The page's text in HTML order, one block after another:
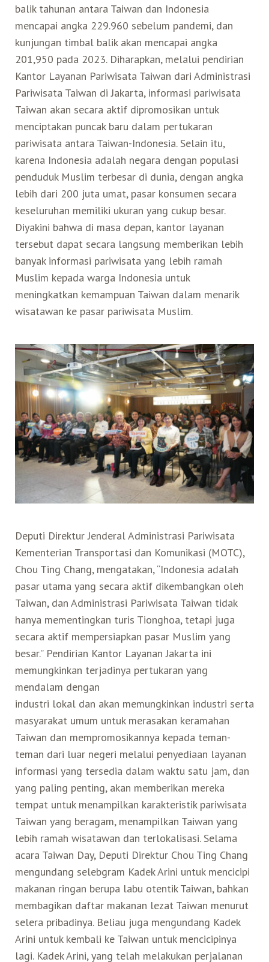
balik tahunan antara Taiwan dan Indonesia
mencapai angka 229.960 sebelum pandemi, dan
kunjungan timbal balik akan mencapai angka
201,950 pada 2023. Diharapkan, melalui pendirian
Kantor Layanan Pariwisata Taiwan dari Administrasi
Pariwisata Taiwan di Jakarta, informasi pariwisata
Taiwan akan secara aktif dipromosikan untuk
menciptakan puncak baru dalam pertukaran
pariwisata antara Taiwan-Indonesia. Selain itu,
karena Indonesia adalah negara dengan populasi
penduduk Muslim terbesar di dunia, dengan angka
lebih dari 200 juta umat, pasar konsumen secara
keseluruhan memiliki ukuran yang cukup besar.
Diyakini bahwa di masa depan, kantor layanan
tersebut dapat secara langsung memberikan lebih
banyak informasi pariwisata yang lebih ramah
Muslim kepada warga Indonesia untuk
meningkatkan kemampuan Taiwan dalam menarik
wisatawan ke pasar pariwisata Muslim.
Deputi Direktur Jenderal Administrasi Pariwisata
Kementerian Transportasi dan Komunikasi (MOTC),
Chou Ting Chang, mengatakan, “Indonesia adalah
pasar utama yang secara aktif dikembangkan oleh
Taiwan, dan Administrasi Pariwisata Taiwan tidak
hanya mementingkan turis Tionghoa, tetapi juga
secara aktif mempersiapkan pasar Muslim yang
besar.” Pendirian Kantor Layanan Jakarta ini
memungkinkan terjadinya pertukaran yang
mendalam dengan
industri lokal dan akan memungkinkan industri serta
masyarakat umum untuk merasakan keramahan
Taiwan dan mempromosikannya kepada teman-
teman dari luar negeri melalui penyediaan layanan
informasi yang tersedia dalam waktu satu jam, dan
yang paling penting, akan memberikan mereka
tempat untuk menampilkan karakteristik pariwisata
Taiwan yang beragam, menampilkan Taiwan yang
lebih ramah wisatawan dan terlokalisasi. Selama
acara Taiwan Day, Deputi Direktur Chou Ting Chang
mengundang selebgram Kadek Arini untuk mencicipi
makanan ringan berupa labu otentik Taiwan, bahkan
membagikan daftar makanan lezat Taiwan menurut
selera pribadinya. Beliau juga mengundang Kadek
Arini untuk kembali ke Taiwan untuk mencicipinya
lagi. Kadek Arini, yang telah melakukan perjalanan